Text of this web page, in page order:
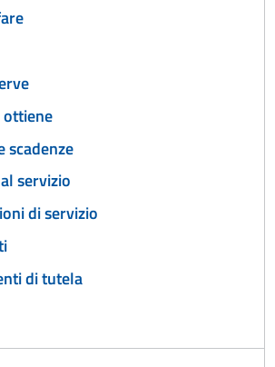
ottiene
scadenze
servizio
di servizio
di tutela